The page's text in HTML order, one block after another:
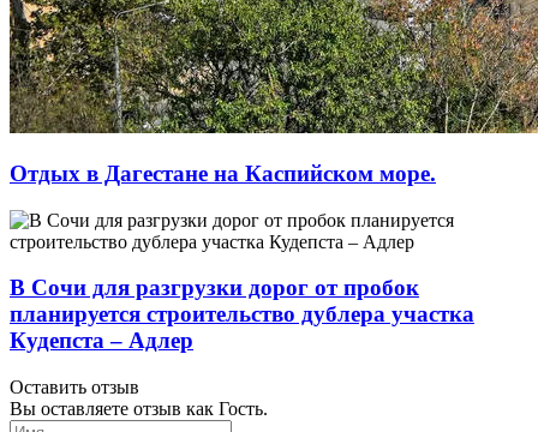
Отдых в Дагестане на Каспийском море.
В Сочи для разгрузки дорог от пробок
планируется строительство дублера участка
Кудепста – Адлер
Оставить отзыв
Вы оставляете отзыв как Гость.